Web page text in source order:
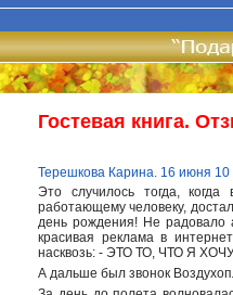
Гостевая книга.
Терешкова Карина. 16 июня 10
Это случилось тогда,
работающему человеку,
день рождения! Не радовало
красивая реклама в
насквозь: - ЭТО ТО, ЧТО Я
А дальше был звонок